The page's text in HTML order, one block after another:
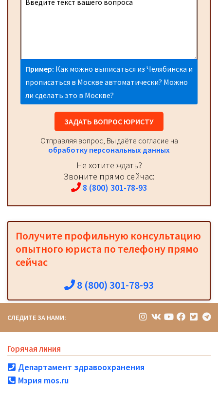
Пример: Как можно выписаться из Челябинска и
прописаться в Москве автоматически? Можно
ли сделать это в Москве?
ЗАДАТЬ ВОПРОС ЮРИСТУ
Отправляя вопрос, Вы даёте согласие на
обработку персональных данных
Не хотите ждать?
Звоните прямо сейчас:
8 (800) 301-78-93
Получите профильную консультацию
опытного юриста по телефону прямо
сейчас
8 (800) 301-78-93
СЛЕДИТЕ ЗА НАМИ:
Горячая линия
Департамент здравоохранения
Мэрия mos.ru